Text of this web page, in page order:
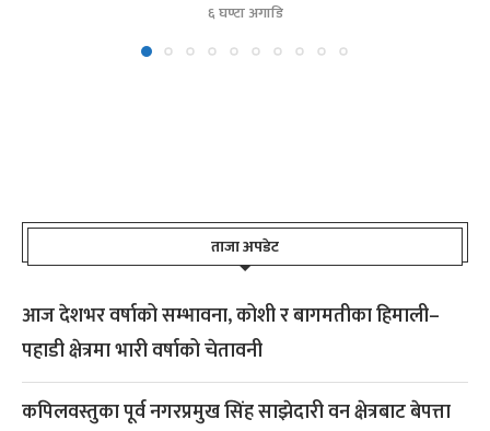
६ घण्टा अगाडि
ताजा अपडेट
आज देशभर वर्षाको सम्भावना, कोशी र बागमतीका हिमाली–
पहाडी क्षेत्रमा भारी वर्षाको चेतावनी
कपिलवस्तुका पूर्व नगरप्रमुख सिंह साझेदारी वन क्षेत्रबाट बेपत्ता